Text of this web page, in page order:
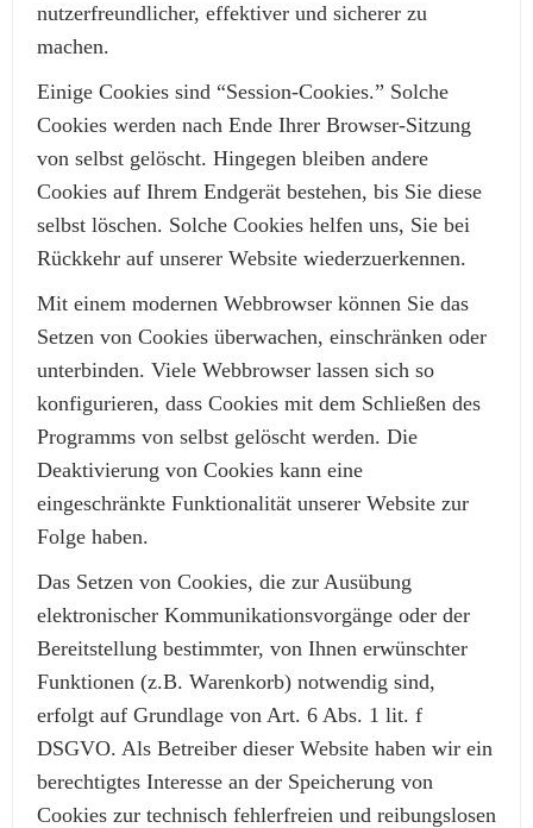
nutzerfreundlicher, effektiver und sicherer zu
machen.
Einige Cookies sind “Session-Cookies.” Solche
Cookies werden nach Ende Ihrer Browser-Sitzung
von selbst gelöscht. Hingegen bleiben andere
Cookies auf Ihrem Endgerät bestehen, bis Sie diese
selbst löschen. Solche Cookies helfen uns, Sie bei
Rückkehr auf unserer Website wiederzuerkennen.
Mit einem modernen Webbrowser können Sie das
Setzen von Cookies überwachen, einschränken oder
unterbinden. Viele Webbrowser lassen sich so
konfigurieren, dass Cookies mit dem Schließen des
Programms von selbst gelöscht werden. Die
Deaktivierung von Cookies kann eine
eingeschränkte Funktionalität unserer Website zur
Folge haben.
Das Setzen von Cookies, die zur Ausübung
elektronischer Kommunikationsvorgänge oder der
Bereitstellung bestimmter, von Ihnen erwünschter
Funktionen (z.B. Warenkorb) notwendig sind,
erfolgt auf Grundlage von Art. 6 Abs. 1 lit. f
DSGVO. Als Betreiber dieser Website haben wir ein
berechtigtes Interesse an der Speicherung von
Cookies zur technisch fehlerfreien und reibungslosen